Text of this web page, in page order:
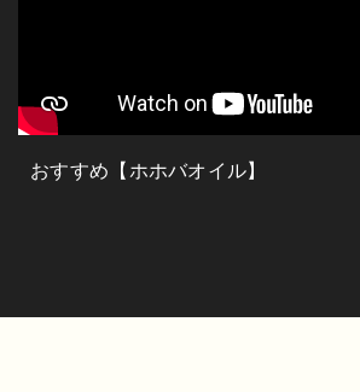
おすすめ【ホホバオイル】